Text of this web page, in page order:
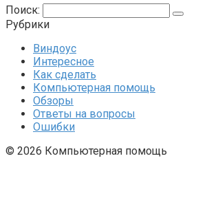
Поиск:
Рубрики
Виндоус
Интересное
Как сделать
Компьютерная помощь
Обзоры
Ответы на вопросы
Ошибки
© 2026 Компьютерная помощь